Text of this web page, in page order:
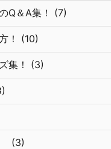
Q＆A集！ (7)
！ (10)
集！ (3)
(3)